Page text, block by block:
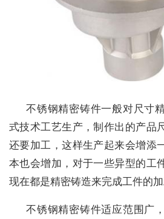
不锈钢精密铸件一般对尺寸
式技术工艺生产，制作出的产品
还要加工，这样生产起来会增添
本也会增加，对于一些异型的工
现在都是精密铸造来完成工件的加
不锈钢精密铸件适应范围广